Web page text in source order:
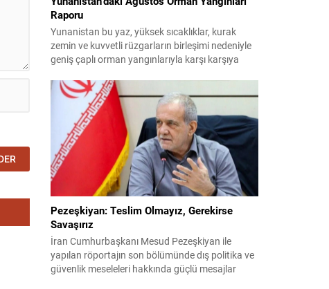
Raporu
Yunanistan bu yaz, yüksek sıcaklıklar, kurak
zemin ve kuvvetli rüzgarların birleşimi nedeniyle
geniş çaplı orman yangınlarıyla karşı karşıya
yerleşim birimleri tahliye edildi ve geniş orman
alanları yok oldu. 31 Temmuz’da Attiki’nin batısı
ile Voiotia’da başlayan yangınlar yoğun
müdahale sonucu birkaç gün süren çabalarla...
Pezeşkiyan: Teslim Olmayız, Gerekirse
Savaşırız
İran Cumhurbaşkanı Mesud Pezeşkiyan ile
yapılan röportajın son bölümünde dış politika ve
güvenlik meseleleri hakkında güçlü mesajlar